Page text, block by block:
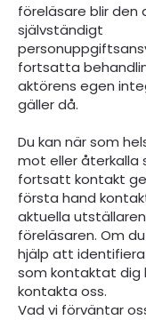
föreläsare blir den
självständigt
fortsatta
aktörens egen
gäller då.
Du kan när som
mot eller återkalla
fortsatt kontakt
första hand
aktuella
föreläsaren. Om
hjälp att
som kontaktat dig
kontakta oss.
Vad vi förväntar